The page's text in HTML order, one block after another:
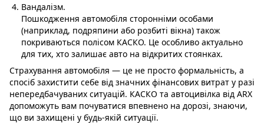
Вандалізм.
Пошкодження автомобіля сторонніми особами
(наприклад, подряпини або розбиті вікна) також
покриваються полісом КАСКО. Це особливо актуально
для тих, хто залишає авто на відкритих стоянках.
Страхування автомобіля — це не просто формальність, а
спосіб захистити себе від значних фінансових витрат у разі
непередбачуваних ситуацій. КАСКО та автоцивілка від ARX
допоможуть вам почуватися впевнено на дорозі, знаючи,
що ви захищені у будь-якій ситуації.